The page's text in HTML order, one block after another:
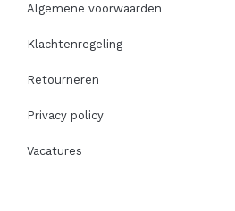
Algemene voorwaarden
Klachtenregeling
Retourneren
Privacy policy
Vacatures